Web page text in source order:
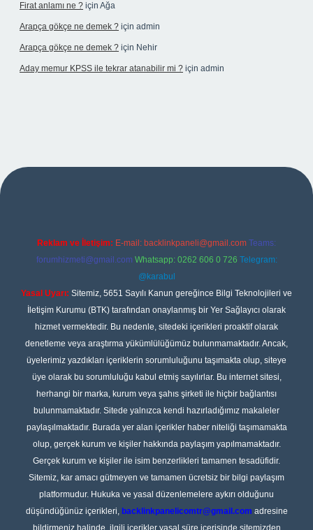
Firat anlamı ne ? için Ağa
Arapça gökçe ne demek ? için admin
Arapça gökçe ne demek ? için Nehir
Aday memur KPSS ile tekrar atanabilir mi ? için admin
yeni giriş adresi
Reklam ve İletişim: E-mail: backlinkpaneli@gmail.com Teams:
forumhizmeti@gmail.com Whatsapp: 0262 606 0 726 Telegram:
@karabul
Yasal Uyarı: Sitemiz, 5651 Sayılı Kanun gereğince Bilgi Teknolojileri ve
İletişim Kurumu (BTK) tarafından onaylanmış bir Yer Sağlayıcı olarak
hizmet vermektedir. Bu nedenle, sitedeki içerikleri proaktif olarak
denetleme veya araştırma yükümlülüğümüz bulunmamaktadır. Ancak,
üyelerimiz yazdıkları içeriklerin sorumluluğunu taşımakta olup, siteye
üye olarak bu sorumluluğu kabul etmiş sayılırlar. Bu internet sitesi,
herhangi bir marka, kurum veya şahıs şirketi ile hiçbir bağlantısı
bulunmamaktadır. Sitede yalnızca kendi hazırladığımız makaleler
paylaşılmaktadır. Burada yer alan içerikler haber niteliği taşımamakta
olup, gerçek kurum ve kişiler hakkında paylaşım yapılmamaktadır.
Gerçek kurum ve kişiler ile isim benzerlikleri tamamen tesadüfidir.
Sitemiz, kar amacı gütmeyen ve tamamen ücretsiz bir bilgi paylaşım
platformudur. Hukuka ve yasal düzenlemelere aykırı olduğunu
düşündüğünüz içerikleri, backlinkpanelicomtr@gmail.com adresine
bildirmeniz halinde, ilgili içerikler yasal süre içerisinde sitemizden